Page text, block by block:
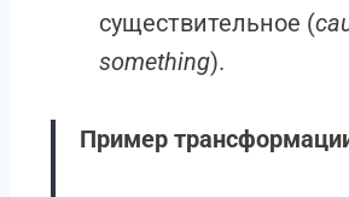
существительное (
something).
Пример